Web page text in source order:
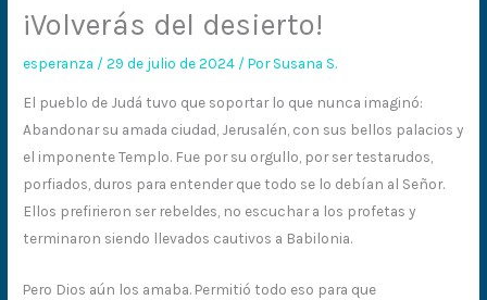
¡Volverás del desierto!
esperanza /29 de julio de 2024 / PorSusana S.
El pueblo de Judá tuvo que soportar lo que nunca imaginó:
Abandonar su amada ciudad, Jerusalén, con sus bellos palacios y
el imponente Templo. Fue por su orgullo, por ser testarudos,
porfiados, duros para entender que todo se lo debían al Señor.
Ellos prefirieron ser rebeldes, no escuchar a los profetas y
terminaron siendo llevados cautivos a Babilonia.
Pero Dios aún los amaba. Permitió todo eso para que